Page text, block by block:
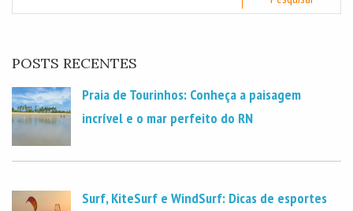
POSTS RECENTES
Praia de Tourinhos: Conheça a paisagem
incrível e o mar perfeito do RN
Surf, KiteSurf e WindSurf: Dicas de esportes